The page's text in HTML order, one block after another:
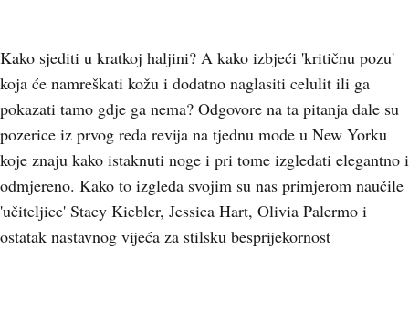
Kako sjediti u kratkoj haljini? A kako izbjeći 'kritičnu pozu'
koja će namreškati kožu i dodatno naglasiti celulit ili ga
pokazati tamo gdje ga nema? Odgovore na ta pitanja dale su
pozerice iz prvog reda revija na tjednu mode u New Yorku
koje znaju kako istaknuti noge i pri tome izgledati elegantno i
odmjereno. Kako to izgleda svojim su nas primjerom naučile
'učiteljice' Stacy Kiebler, Jessica Hart, Olivia Palermo i
ostatak nastavnog vijeća za stilsku besprijekornost